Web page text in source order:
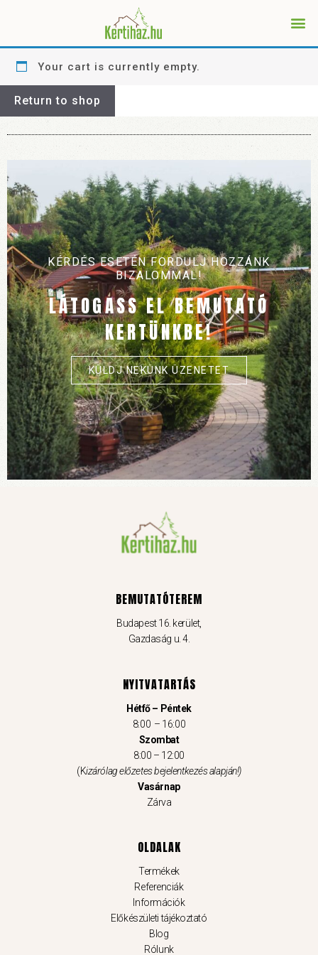
Your cart is currently empty.
Return to shop
KÉRDÉS ESETÉN FORDULJ HOZZÁNK
BIZALOMMAL!
LÁTOGASS EL BEMUTATÓ
KERTÜNKBE!
KÜLDJ NEKÜNK ÜZENETET
BEMUTATÓTEREM
Budapest 16. kerület,
Gazdaság u. 4.
NYITVATARTÁS
Hétfő – Péntek
8:00 – 16:00
Szombat
8:00 – 12:00
(Kizárólag előzetes bejelentkezés alapján!)
Vasárnap
Zárva
OLDALAK
Termékek
Referenciák
Információk
Előkészületi tájékoztató
Blog
Rólunk